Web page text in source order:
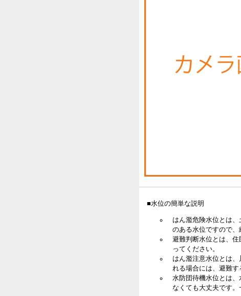
■水位の簡単な説明
はん濫危険水位とは
のある水位ですので、
避難判断水位とは、
ってください。
はん濫注意水位とは
れる場合には、避難す
水防団待機水位とは
なくても大丈夫です。